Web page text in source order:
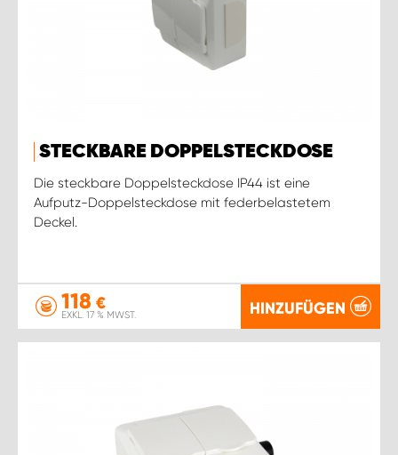
STECKBARE DOPPELSTECKDOSE
Die steckbare Doppelsteckdose IP44 ist eine
Aufputz-Doppelsteckdose mit federbelastetem
Deckel.
118 €
EXKL. 17 % MWST. HINZUFÜGEN